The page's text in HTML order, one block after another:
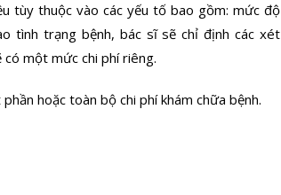
tùy thuộc vào các yếu tố bao gồm: mức độ
tình trạng bệnh, bác sĩ sẽ chỉ định các xét
có một mức chi phí riêng.
hoặc toàn bộ chi phí khám chữa bệnh.